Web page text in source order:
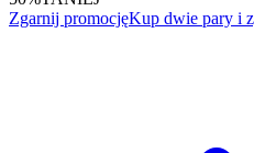
Zgarnij promocjęKup dwie pary i